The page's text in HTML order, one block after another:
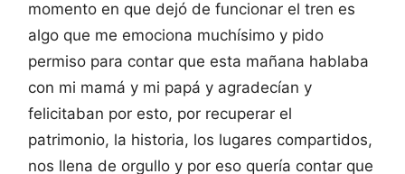
momento en que dejó de funcionar el tren es
algo que me emociona muchísimo y pido
permiso para contar que esta mañana hablaba
con mi mamá y mi papá y agradecían y
felicitaban por esto, por recuperar el
patrimonio, la historia, los lugares compartidos,
nos llena de orgullo y por eso quería contar que